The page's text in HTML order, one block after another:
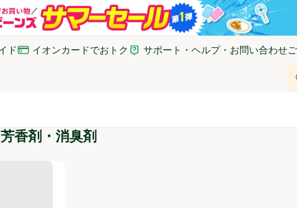
ド イオンカードでおトク
(新しいウィンドウで開く)
サポート・ヘルプ・お問い合わせ
(新しいウィンドウで開く) (
芳香剤・消臭剤
量詰替 800g
消臭元 抗菌+ハーバルシトラス 5.8mL